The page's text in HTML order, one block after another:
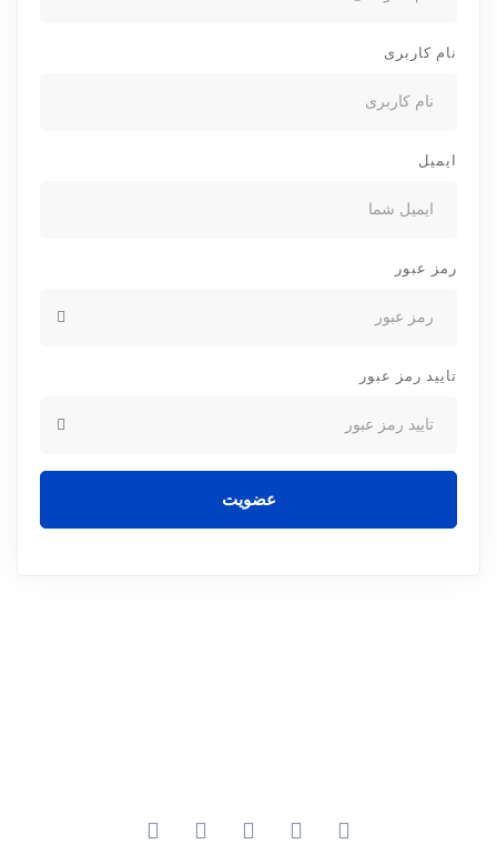
نام کاربری
ایمیل
رمز عبور
تایید رمز عبور
عضویت